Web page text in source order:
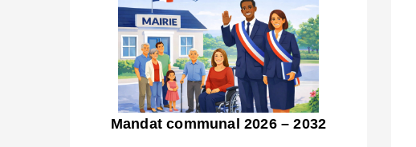
Mandat communal 2026 – 2032